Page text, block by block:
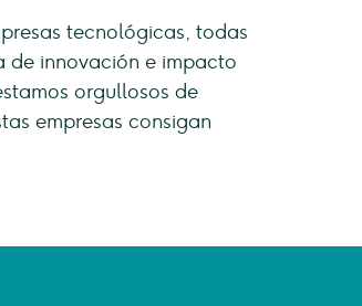
tecnológicas, todas
de innovación e impacto
orgullosos de
empresas consigan